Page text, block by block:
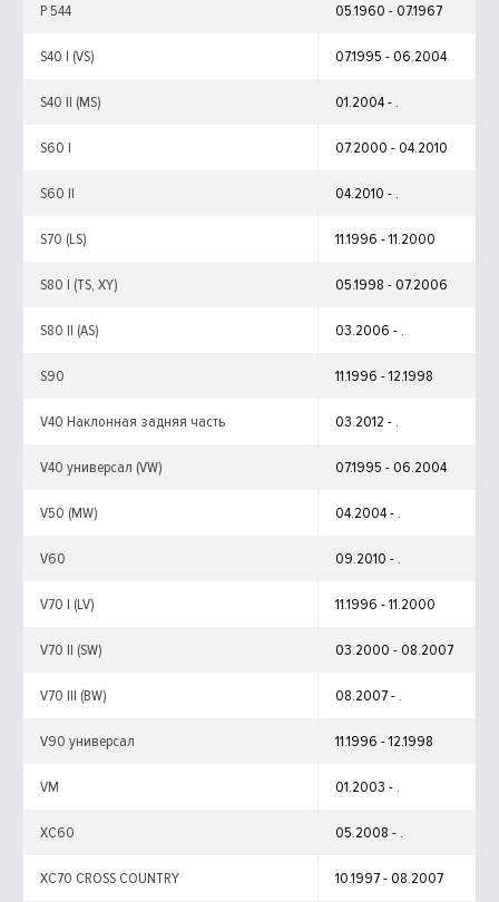
P 544 05.1960 - 07.1967
S40 I (VS) 07.1995 - 06.2004
S40 II (MS) 01.2004 - .
S60 I 07.2000 - 04.2010
S60 II 04.2010 - .
S70 (LS) 11.1996 - 11.2000
S80 I (TS, XY) 05.1998 - 07.2006
S80 II (AS) 03.2006 - .
S90 11.1996 - 12.1998
V40 Наклонная задняя часть 03.2012 - .
V40 универсал (VW) 07.1995 - 06.2004
V50 (MW) 04.2004 - .
V60 09.2010 - .
V70 I (LV) 11.1996 - 11.2000
V70 II (SW) 03.2000 - 08.2007
V70 III (BW) 08.2007 - .
V90 универсал 11.1996 - 12.1998
VM 01.2003 - .
XC60 05.2008 - .
XC70 CROSS COUNTRY 10.1997 - 08.2007